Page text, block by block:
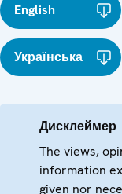
English
Українська
Дисклеймер
The views,
information
given nor